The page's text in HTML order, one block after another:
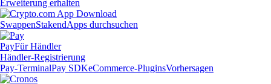
Erweiterung erhalten
SwappenStakendApps durchsuchen
PayFür Händler
Händler-Registrierung
Pay-TerminalPay SDKeCommerce-PluginsVorhersagen